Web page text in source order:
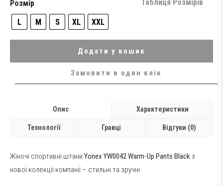
2,399 грн..
Таблиця Розмірів
Розмір
L
M S XL XXL
Додати у кошик
Замовити в один клік
Опис Характеристики
Технології Гравці Відгуки (0)
Жіночі спортивні штани Yonex YW0042 Warm-Up Pants Black з
нової колекції компанії – стильні та зручні.